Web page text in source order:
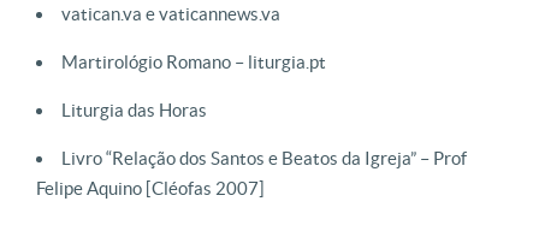
vatican.va e vaticannews.va
Martirológio Romano – liturgia.pt
Liturgia das Horas
Livro “Relação dos Santos e Beatos da Igreja” – Prof
Felipe Aquino [Cléofas 2007]